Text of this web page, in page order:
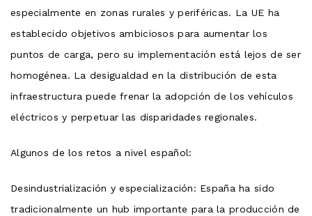
especialmente en zonas rurales y periféricas. La UE ha
establecido objetivos ambiciosos para aumentar los
puntos de carga, pero su implementación está lejos de ser
homogénea. La desigualdad en la distribución de esta
infraestructura puede frenar la adopción de los vehículos
eléctricos y perpetuar las disparidades regionales.
Algunos de los retos a nivel español:
Desindustrialización y especialización: España ha sido
tradicionalmente un hub importante para la producción de